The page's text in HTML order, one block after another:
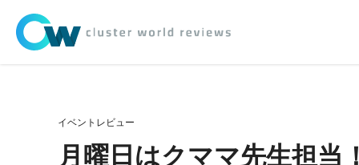
イベントレビュー
月曜日はクママ先生担